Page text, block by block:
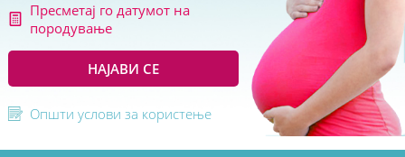
Пресметај го датумот на
породување
НАЈАВИ СЕ
Општи услови за користење